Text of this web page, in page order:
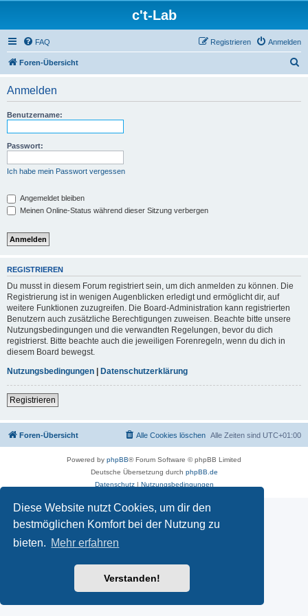
Diese Website nutzt Cookies, um dir den
bestmöglichen Komfort bei der Nutzung zu
bieten. Mehr erfahren
Verstanden!
c't-Lab
FAQ Anmelden
Registrieren
Foren-Übersicht
Anmelden
Benutzername:
Passwort:
Ich habe mein Passwort vergessen
Angemeldet bleiben
Meinen Online-Status während dieser Sitzung verbergen
REGISTRIEREN
Du musst in diesem Forum registriert sein, um dich anmelden zu können. Die
Registrierung ist in wenigen Augenblicken erledigt und ermöglicht dir, auf
weitere Funktionen zuzugreifen. Die Board-Administration kann registrierten
Benutzern auch zusätzliche Berechtigungen zuweisen. Beachte bitte unsere
Nutzungsbedingungen und die verwandten Regelungen, bevor du dich
registrierst. Bitte beachte auch die jeweiligen Forenregeln, wenn du dich in
diesem Board bewegst.
Nutzungsbedingungen | Datenschutzerklärung
Registrieren
Foren-Übersicht Alle Zeiten sind UTC+01:00
Alle Cookies löschen
Powered by phpBB® Forum Software © phpBB Limited
Deutsche Übersetzung durch phpBB.de
Datenschutz| Nutzungsbedingungen